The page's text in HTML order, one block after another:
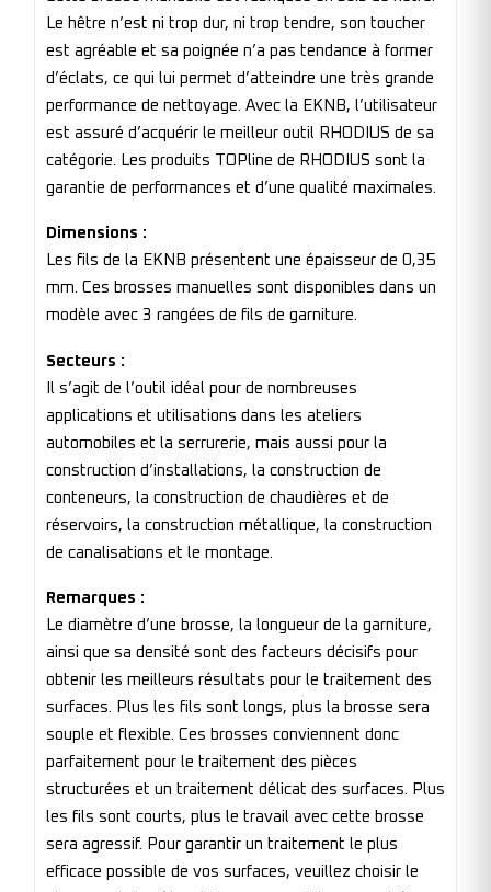
Le hêtre n’est ni trop dur, ni trop tendre, son toucher
est agréable et sa poignée n’a pas tendance à former
d’éclats, ce qui lui permet d’atteindre une très grande
performance de nettoyage. Avec la EKNB, l’utilisateur
est assuré d’acquérir le meilleur outil RHODIUS de sa
catégorie. Les produits TOPline de RHODIUS sont la
garantie de performances et d’une qualité maximales.
Dimensions :
Les fils de la EKNB présentent une épaisseur de 0,35
mm. Ces brosses manuelles sont disponibles dans un
modèle avec 3 rangées de fils de garniture.
Secteurs :
Il s’agit de l’outil idéal pour de nombreuses
applications et utilisations dans les ateliers
automobiles et la serrurerie, mais aussi pour la
construction d’installations, la construction de
conteneurs, la construction de chaudières et de
réservoirs, la construction métallique, la construction
de canalisations et le montage.
Remarques :
Le diamètre d’une brosse, la longueur de la garniture,
ainsi que sa densité sont des facteurs décisifs pour
obtenir les meilleurs résultats pour le traitement des
surfaces. Plus les fils sont longs, plus la brosse sera
souple et flexible. Ces brosses conviennent donc
parfaitement pour le traitement des pièces
structurées et un traitement délicat des surfaces. Plus
les fils sont courts, plus le travail avec cette brosse
sera agressif. Pour garantir un traitement le plus
efficace possible de vos surfaces, veuillez choisir le